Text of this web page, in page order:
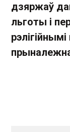
дзяржаў
льготы і